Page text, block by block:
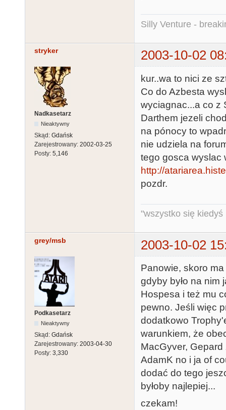
Silly Venture -
stryker 2003-10-02
Nadkasetarz
Nieaktywny
Skąd: Gdańsk
Zarejestrowany: 2002-03-25
Posty: 5,146
kur..wa to nici ze
Co do Azbesta
wyciagnac...a co z
Darthem jezeli
na pónocy to
nie udziela na
tego gosca wyslac
http://
pozdr.
"wszystko się kiedyś
grey/msb 2003-10-02
Podkasetarz
Nieaktywny
Skąd: Gdańsk
Zarejestrowany: 2003-04-30
Posty: 3,330
Panowie, skoro
gdyby było na nim
Hospesa i też mu
pewno. Jeśli więc
dodatkowo
warunkiem, że
MacGyver,
AdamK no i ja of
dodać do tego
byłoby najlepiej...
czekam!